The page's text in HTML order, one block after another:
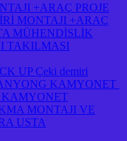
+ARAÇ PROJE
MONTAJI +ARAÇ
MÜHENDİSLİK
TAKILMASI
UP Çeki demiri
KAMYONET
KAMYONET
MONTAJI VE
USTA